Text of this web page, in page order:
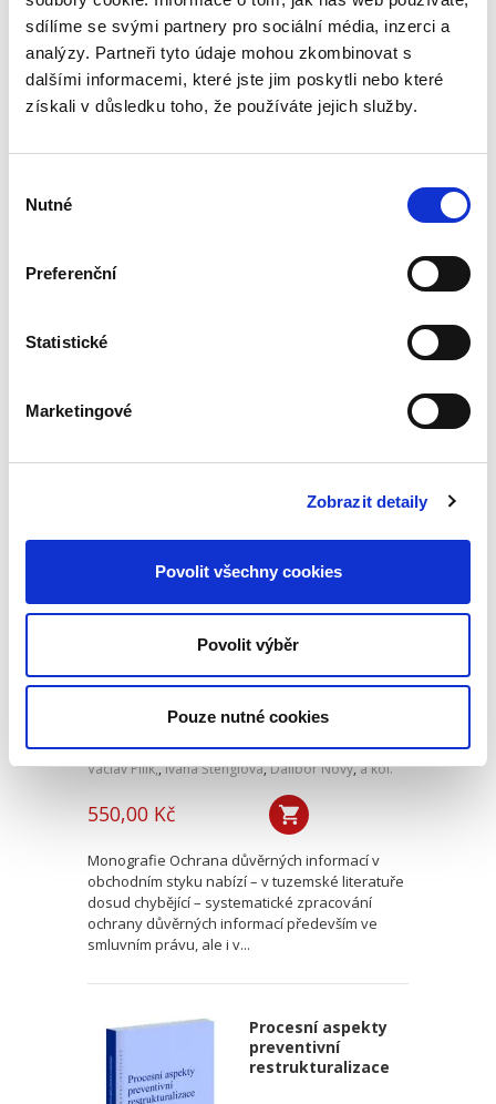
sdílíme se svými partnery pro sociální média, inzerci a
analýzy. Partneři tyto údaje mohou zkombinovat s
dalšími informacemi, které jste jim poskytli nebo které
získali v důsledku toho, že používáte jejich služby.
souhlasu
Nutné
Preferenční
Statistické
Marketingové
Zobrazit detaily
Povolit všechny cookies
Povolit výběr
Pouze nutné cookies
fondů z pohledu orgánů činných v trestním
řízení. Přestože je...
Dvacet let
aplikace práva EU
890,00 Kč
Jak právo EU ovlivňuje výklad a aplikaci
českého právního řádu? Tato publikace nabízí
České republiky v Evropské unii a ptá se: Byly
Ochrana důvěrných
obchodním styku
Václav Pilík,,Ivana Štenglová,Dalibor Nový,a kol.
550,00 Kč
Monografie Ochrana důvěrných informací v
obchodním styku nabízí – v tuzemské literatuře
dosud chybějící – systematické zpracování
ochrany důvěrných informací především ve
smluvním právu, ale i v...
Procesní aspekty
preventivní
restrukturalizace